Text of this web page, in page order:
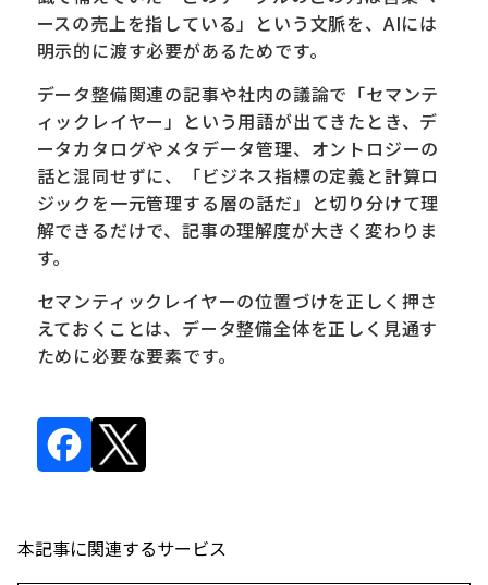
ースの売上を指している」という文脈を、AIには
明示的に渡す必要があるためです。
データ整備関連の記事や社内の議論で「セマンテ
ィックレイヤー」という用語が出てきたとき、デ
ータカタログやメタデータ管理、オントロジーの
話と混同せずに、「ビジネス指標の定義と計算ロ
ジックを一元管理する層の話だ」と切り分けて理
解できるだけで、記事の理解度が大きく変わりま
す。
セマンティックレイヤーの位置づけを正しく押さ
えておくことは、データ整備全体を正しく見通す
ために必要な要素です。
本記事に関連するサービス